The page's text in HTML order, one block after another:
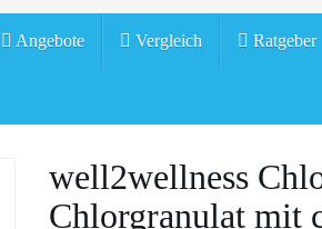
Angebote Vergleich Ratgeber
well2wellness
Chlorgranulat mit